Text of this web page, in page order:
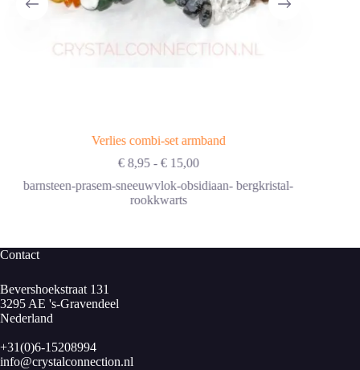
Verlies combi-set armband
€8,95 - €15,00Prijsklasse:
tot
barnsteen-prasem-sneeuwvlok-obsidiaan- bergkristal-
rookkwarts
Contact
Bevershoekstraat 131
3295 AE 's-Gravendeel
Nederland
+31(0)6-15208994
info@crystalconnection.nl